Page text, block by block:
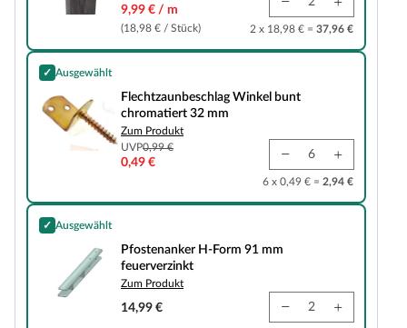
9,99 € / m
(18,98 € / Stück) 2 x 18,98 € = 37,96 €
✓ Ausgewählt
Flechtzaunbeschlag Winkel bunt chromatiert 32 mm
Flechtzaunbeschlag Winkel bunt
chromatiert 32 mm
Zum Produkt
UVP0,99 €
0,49 €
6 x 0,49 € = 2,94 €
✓ Ausgewählt
Pfostenanker H-Form 91 mm feuerverzinkt
Pfostenanker H-Form 91 mm
feuerverzinkt
Zum Produkt
14,99 €